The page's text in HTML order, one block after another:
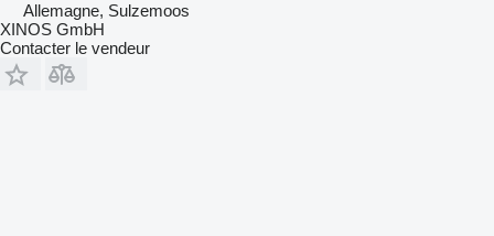
Allemagne, Sulzemoos
XINOS GmbH
Contacter le vendeur